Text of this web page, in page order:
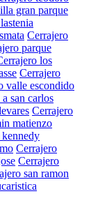
gran parque
Cerrajero
parque
los
Cerrajero
valle escondido
san carlos
Cerrajero
matienzo
Cerrajero
Cerrajero
san ramon